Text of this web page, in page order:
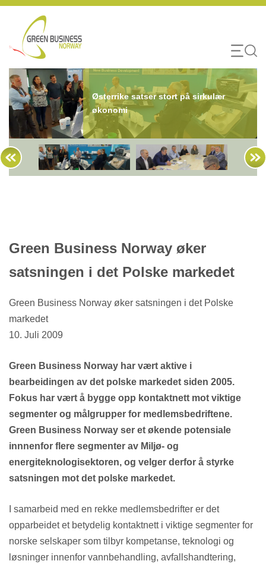
Skip
content
Østerrike satser stort på sirkulær
økonomi
Green Business Norway øker
satsningen i det Polske markedet
Green Business Norway øker satsningen i det Polske
markedet
10. Juli 2009
Green Business Norway har vært aktive i
bearbeidingen av det polske markedet siden 2005.
Fokus har vært å bygge opp kontaktnett mot viktige
segmenter og målgrupper for medlemsbedriftene.
Green Business Norway ser et økende potensiale
innnenfor flere segmenter av Miljø- og
energiteknologisektoren, og velger derfor å styrke
satsningen mot det polske markedet.
I samarbeid med en rekke medlemsbedrifter er det
opparbeidet et betydelig kontaktnett i viktige segmenter for
norske selskaper som tilbyr kompetanse, teknologi og
løsninger innenfor vannbehandling, avfallshandtering,